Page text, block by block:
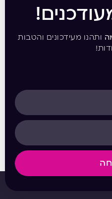
ותהנו מעידכונים והטבות